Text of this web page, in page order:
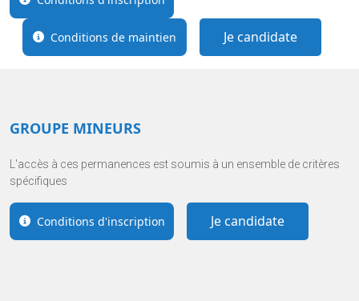
Conditions de maintien Je candidate
GROUPE MINEURS
L'accès à ces permanences est soumis à un ensemble de critères
spécifiques
Conditions d'inscription Je candidate